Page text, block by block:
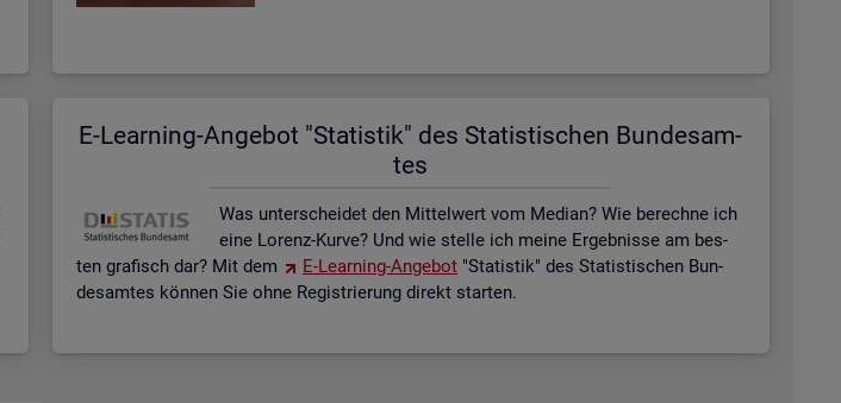
E-Lear­ning-An­ge­bot "Sta­tis­tik" des Sta­tis­ti­schen Bun­des­am­
tes
Was un­ter­schei­det den Mit­tel­wert vom Me­di­an? Wie be­rech­ne ich
eine Lo­renz-Kurve? Und wie stel­le ich meine Er­geb­nis­se am bes­
ten gra­fisch dar? Mit dem
E-Lear­ning-An­ge­bot"Sta­tis­tik" des Sta­tis­ti­schen Bun­
des­am­tes kön­nen Sie ohne Re­gis­trie­rung di­rekt star­ten.